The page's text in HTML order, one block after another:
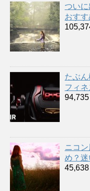
つい
おす
たぶ
フィ
ニコ
め？